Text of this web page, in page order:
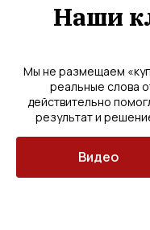
Наши
Мы не размещаем
реальные слова
действительно
результат и
Видео